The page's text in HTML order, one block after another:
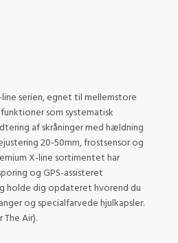
serien, egnet til mellemstore
som systematisk
af skråninger med hældning
20-50mm, frostsensor og
X-line sortimentet har
og GPS-assisteret
holde dig opdateret hvorend du
og specialfarvede hjulkapsler.
Air).